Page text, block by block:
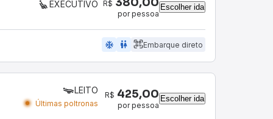
EXECUTIVO R$
por pessoa
Escolher ida
ac_unit wc Embarque direto
LEITO
Últimas poltronas
R$ 425,00
por pessoa
Escolher ida